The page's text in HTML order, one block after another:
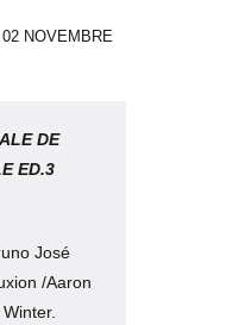
NOVEMBRE
DE
ED.3
José
/Aaron